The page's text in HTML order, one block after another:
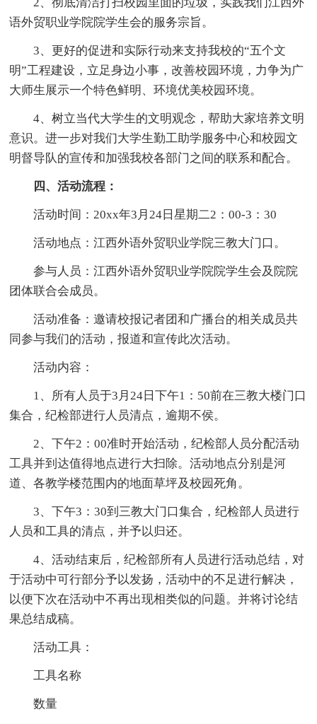
语外贸职业学院院学生会的服务宗旨。
3、更好的促进和实际行动来支持我校的“五个文
明”工程建设，立足身边小事，改善校园环境，力争为广
大师生展示一个特色鲜明、环境优美校园环境。
4、树立当代大学生的文明观念，帮助大家培养文明
意识。进一步对我们大学生勤工助学服务中心和校园文
明督导队的宣传和加强我校各部门之间的联系和配合。
四、活动流程：
活动时间：20xx年3月24日星期二2：00-3：30
活动地点：江西外语外贸职业学院三教大门口。
参与人员：江西外语外贸职业学院院学生会及院院
团体联合会成员。
活动准备：邀请校报记者团和广播台的相关成员共
同参与我们的活动，报道和宣传此次活动。
活动内容：
1、所有人员于3月24日下午1：50前在三教大楼门口
集合，纪检部进行人员清点，逾期不侯。
2、下午2：00准时开始活动，纪检部人员分配活动
工具并到达值得地点进行大扫除。活动地点分别是河
道、各教学楼范围内的地面草坪及校园死角。
3、下午3：30到三教大门口集合，纪检部人员进行
人员和工具的清点，并予以归还。
4、活动结束后，纪检部所有人员进行活动总结，对
于活动中可行部分予以发扬，活动中的不足进行解决，
以便下次在活动中不再出现相类似的问题。并将讨论结
果总结成稿。
活动工具：
工具名称
数量